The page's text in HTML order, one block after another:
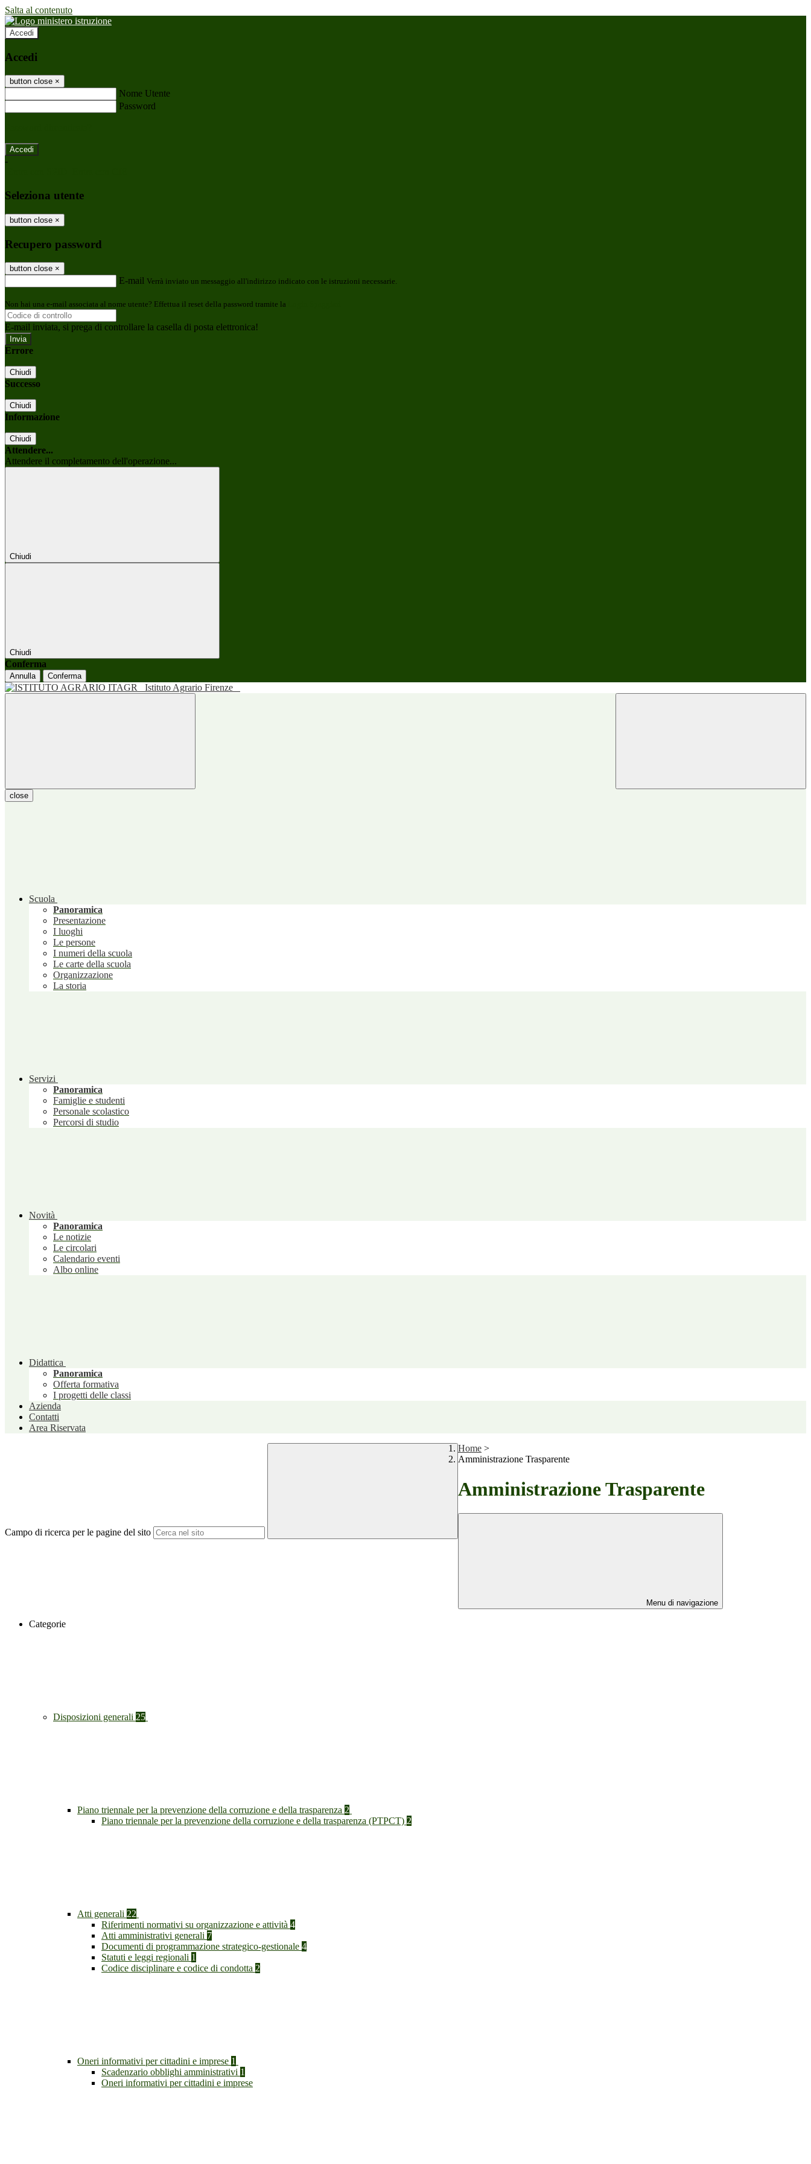
Salta al contenuto
Accedi
Accedi
button close ×
Nome Utente
Password
-
Seleziona utente
button close ×
Recupero password
button close ×
E-mail Verrà inviato un messaggio all'indirizzo indicato con le istruzioni necessarie.
Non hai una e-mail associata al nome utente? Effettua il reset della password tramite la
E-mail inviata, si prega di controllare la casella di posta elettronica!
Errore
Chiudi
Successo
Chiudi
Informazione
Chiudi
Attendere...
Attendere il completamento dell'operazione...
Chiudi
Chiudi
Conferma
Annulla Conferma
Istituto Agrario Firenze
close
Scuola
Panoramica
Presentazione
I luoghi
Le persone
I numeri della scuola
Le carte della scuola
Organizzazione
La storia
Servizi
Panoramica
Famiglie e studenti
Personale scolastico
Percorsi di studio
Novità
Panoramica
Le notizie
Le circolari
Calendario eventi
Albo online
Didattica
Panoramica
Offerta formativa
I progetti delle classi
Azienda
Contatti
Area Riservata
Campo di ricerca per le pagine del sito
Home >
Amministrazione Trasparente
Amministrazione Trasparente
Menu di navigazione
Categorie
Disposizioni generali 25
Piano triennale per la prevenzione della corruzione e della trasparenza 2
Piano triennale per la prevenzione della corruzione e della trasparenza (PTPCT) 2
Atti generali 22
Riferimenti normativi su organizzazione e attività 4
Atti amministrativi generali 7
Documenti di programmazione strategico-gestionale 4
Statuti e leggi regionali 1
Codice disciplinare e codice di condotta 2
Oneri informativi per cittadini e imprese 1
Scadenzario obblighi amministrativi 1
Oneri informativi per cittadini e imprese